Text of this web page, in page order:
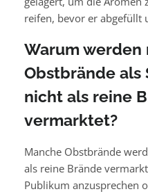
reifen, bevor er abgefüllt
Warum werden
Obstbrände als
nicht als reine
vermarktet?
Manche Obstbrände
als reine Brände
Publikum anzusprechen